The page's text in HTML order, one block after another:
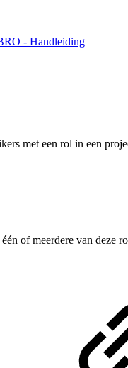
- Handleiding
met een rol in een
of meerdere van deze